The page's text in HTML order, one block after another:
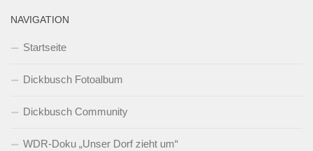
NAVIGATION
Startseite
Dickbusch Fotoalbum
Dickbusch Community
WDR-Doku „Unser Dorf zieht um“